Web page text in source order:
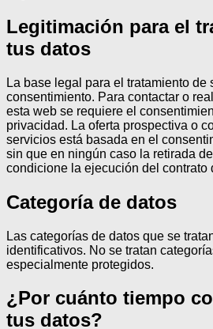
Legitimación para el
tus datos
La base legal para el tratamiento de
consentimiento. Para contactar o
esta web se requiere el
privacidad. La oferta prospectiva o
servicios está basada en el
sin que en ningún caso la retirada
condicione la ejecución del contrato
Categoría de datos
Las categorías de datos que se
identificativos. No se tratan
especialmente protegidos.
¿Por cuánto tiempo
tus datos?